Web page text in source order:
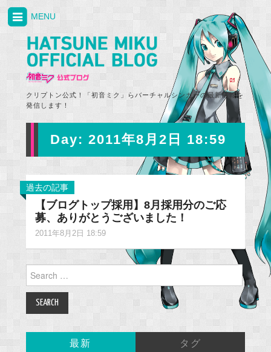
クリプトン公式！「初音ミク」らバーチャルシンガーの最新情報を
発信します！
MENU
Day: 2011年8月2日 18:59
過去の記事
【ブログトップ採用】8月採用分のご応
募、ありがとうございました！
2011年8月2日 18:59
Search
for:
最新 タグ